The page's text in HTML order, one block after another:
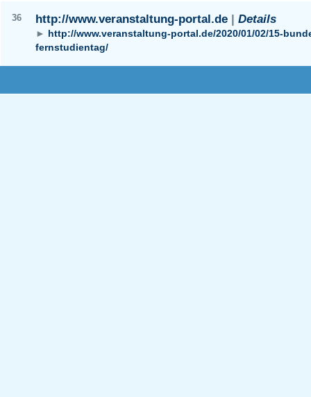
36 http://www.veranstaltung-portal.de | Details
► http://www.veranstaltung-portal.de/2020/01/02/15-
fernstudientag/